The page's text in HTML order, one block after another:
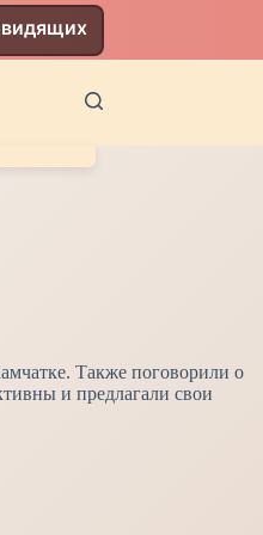
Также поговорили о
и предлагали свои